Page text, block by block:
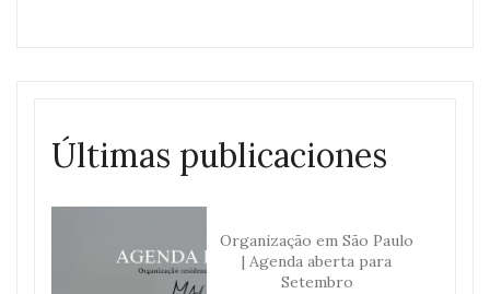
Últimas publicaciones
Organização em São Paulo
| Agenda aberta para
Setembro